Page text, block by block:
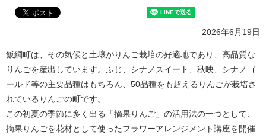
2026年6月19日
飯綱町は、その気候と土壌がりんご栽培の好適地であり、高品質な
りんごを産出しています。ふじ、シナノスイート、秋映、シナノゴ
ールド等の主要品種はもちろん、50品種をも超えるりんごが栽培さ
れているりんごの町です。
この初夏の季節に多く出る「摘果りんご」の活用法の一つとして、
摘果りんごを花材として使ったフラワーアレンジメント講座を開催